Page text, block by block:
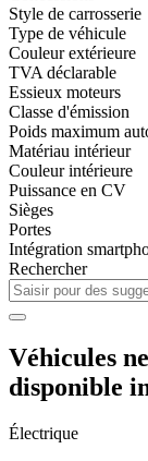
Style de carrosserie
Type de véhicule
Couleur extérieure
TVA déclarable
Essieux moteurs
Classe d'émission
Poids maximum
Matériau intérieur
Couleur intérieure
Puissance en CV
Sièges
Portes
Intégration
Rechercher
Véhicules
disponible
Électrique